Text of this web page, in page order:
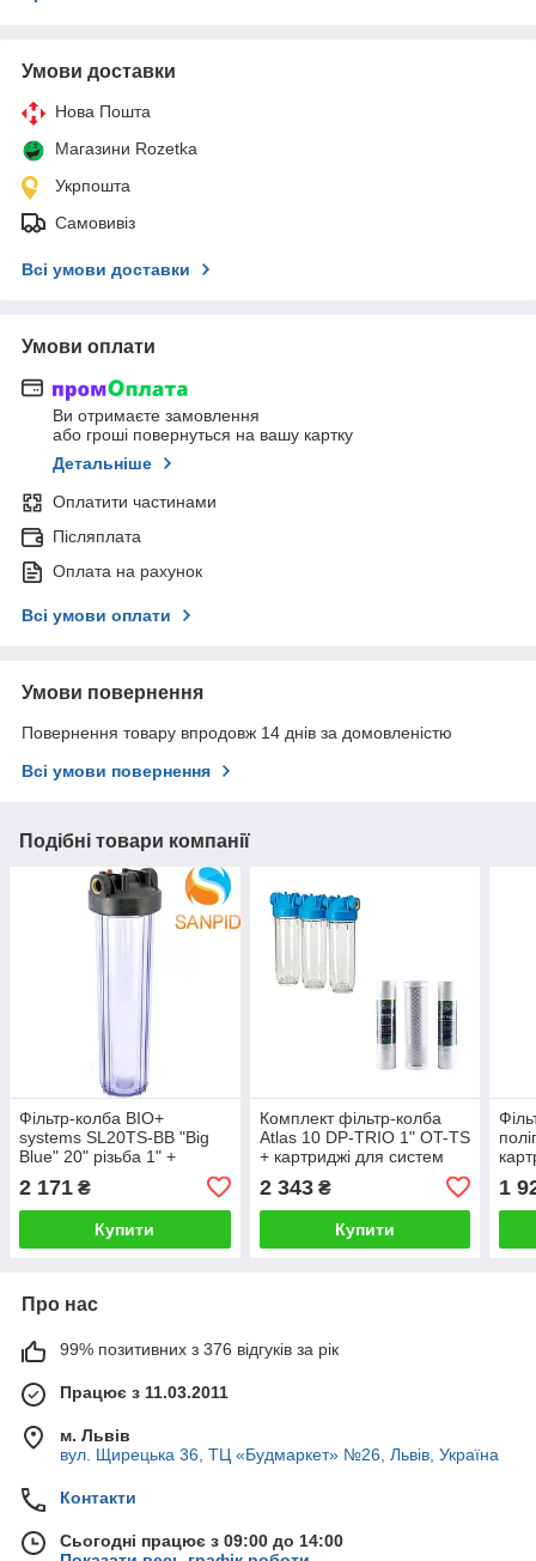
Умови доставки
Нова Пошта
Магазини Rozetka
Укрпошта
Самовивіз
Всі умови доставки
Умови оплати
Ви отримаєте замовлення
або гроші повернуться на вашу картку
Детальніше
Оплатити частинами
Післяплата
Оплата на рахунок
Всі умови оплати
Умови повернення
Повернення товару впродовж 14 днів за домовленістю
Всі умови повернення
Подібні товари компанії
Фільтр-колба BIO+
systems SL20TS-BB "Big
Blue" 20" різьба 1" +
картридж прозорий
2 171 ₴
Купити
Комплект фільтр-колба
Atlas 10 DP-TRIO 1" OT-TS
+ картриджі для систем
Осмос (PP/СТО/РР)
2 343₴
Купити
1
Про нас
99% позитивних з 376 відгуків за рік
Працює з 11.03.2011
м. Львів
вул. Щирецька 36, ТЦ «Будмаркет» №26, Львів, Україна
Контакти
Сьогодні працює з 09:00 до 14:00